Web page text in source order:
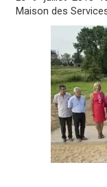
Maison des